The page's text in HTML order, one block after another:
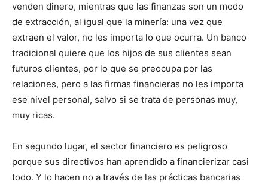
venden dinero, mientras que las finanzas son un modo
de extracción, al igual que la minería: una vez que
extraen el valor, no les importa lo que ocurra. Un banco
tradicional quiere que los hijos de sus clientes sean
futuros clientes, por lo que se preocupa por las
relaciones, pero a las firmas financieras no les importa
ese nivel personal, salvo si se trata de personas muy,
muy ricas.
En segundo lugar, el sector financiero es peligroso
porque sus directivos han aprendido a financierizar casi
todo. Y lo hacen no a través de las prácticas bancarias